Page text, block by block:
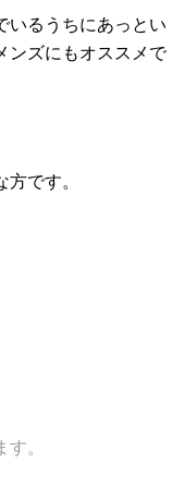
いるうちにあっとい
ンズにもオススメで
です。
。